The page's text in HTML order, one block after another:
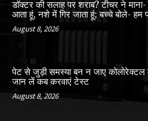
डॉक्टर की सलाह पर शराब? टीचर ने
आता हूं, नशे में गिर जाता हूं; बच्चे बोले- हम
August 8, 2026
पेट से जुड़ी समस्या बन न जाए
जान लें कब करवाएं टेस्ट
August 8, 2026